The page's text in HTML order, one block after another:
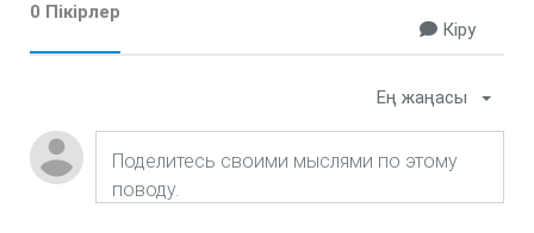
0 Пікірлер
Кіру
Ең жаңасы